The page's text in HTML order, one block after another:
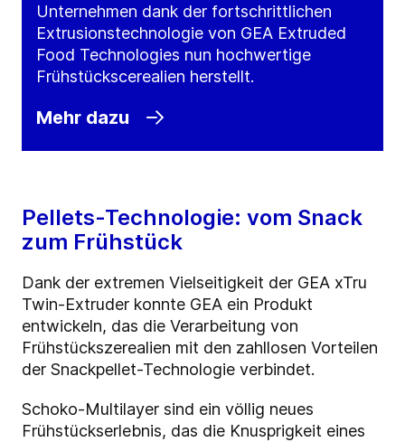
Unternehmen dank der fortschrittlichen
Extrusionstechnologie von GEA Extruded
Food Technologies nun hochwertige
Frühstückscerealien herstellt.
Mehr dazu
Pellets-Technologie: vom Snack
zum Frühstück
Dank der extremen Vielseitigkeit der GEA xTru
Twin-Extruder konnte GEA ein Produkt
entwickeln, das die Verarbeitung von
Frühstückszerealien mit den zahllosen Vorteilen
der Snackpellet-Technologie verbindet.
Schoko-Multilayer sind ein völlig neues
Frühstückserlebnis, das die Knusprigkeit eines